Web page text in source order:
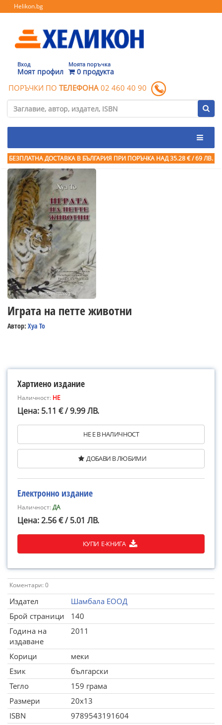
Helikon.bg
Вход
Моят профил
Моята поръчка
0 продукта
ПОРЪЧКИ ПО ТЕЛЕФОНА 02 460 40 90
БЕЗПЛАТНА ДОСТАВКА В БЪЛГАРИЯ ПРИ ПОРЪЧКА НАД 35.28 € / 69 ЛВ.
Играта на петте животни
Автор: Хуа То
Хартиено издание
Наличност: НЕ
Цена: 5.11 € / 9.99 ЛВ.
НЕ Е В НАЛИЧНОСТ
ДОБАВИ В ЛЮБИМИ
Електронно издание
Наличност:ДА
Цена: 2.56 € / 5.01 ЛВ.
КУПИ Е-КНИГА
Коментари: 0
Издател
Шамбала ЕООД
Брой страници
140
Година на
издаване
2011
Корици
меки
Език
български
Тегло
159 грама
Размери
20x13
ISBN
9789543191604